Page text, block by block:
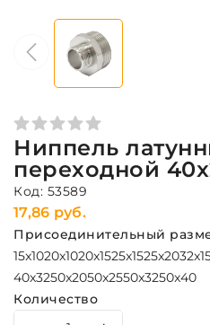
Ниппель
переходной
Код: 53589
17,86 руб.
Присоединительный
15x1020x1020x1525x1525x20
40x3250x2050x2550x3250x40
Количество